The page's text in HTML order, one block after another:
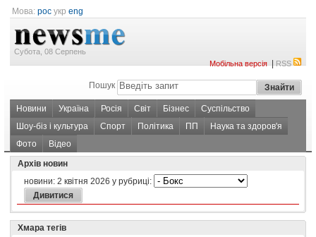
Мова: рос укр eng
Субота, 08 Серпень
Мобільна версія|RSS
Пошук
Новини Україна Росія Світ Бізнес
Суспільство
Шоу-біз і культура
Спорт Політика ПП
Наука та здоров'я
Фото
Відео
Архів новин
новини: 2 квітня 2026 у рубриці:
Хмара тегів